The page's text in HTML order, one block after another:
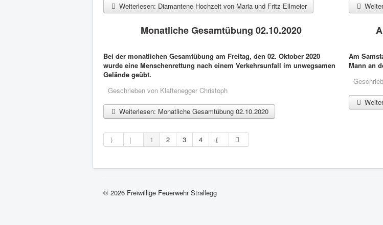
Weiterlesen: Diamantene Hochzeit von Maria und Fritz Ellmeier
Monatliche Gesamtübung 02.10.2020
Bei der monatlichen Gesamtübung am Freitag, den 02. Oktober 2020
wurde eine Menschenrettung nach einem Verkehrsunfall im unwegsamen
Gelände geübt.
Geschrieben von Klaftenegger Christoph
Weiterlesen: Monatliche Gesamtübung 02.10.2020
Am
Mann an
1 2 3 4
© 2026 Freiwillige Feuerwehr Strallegg